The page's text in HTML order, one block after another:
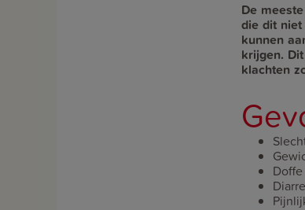
De
die dit niet
kunnen
krijgen.
klachten